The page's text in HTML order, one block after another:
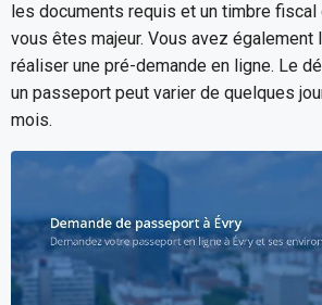
les documents requis et un timbre
vous êtes majeur. Vous avez
réaliser une pré-demande en ligne. Le
un passeport peut varier de quelques
mois.